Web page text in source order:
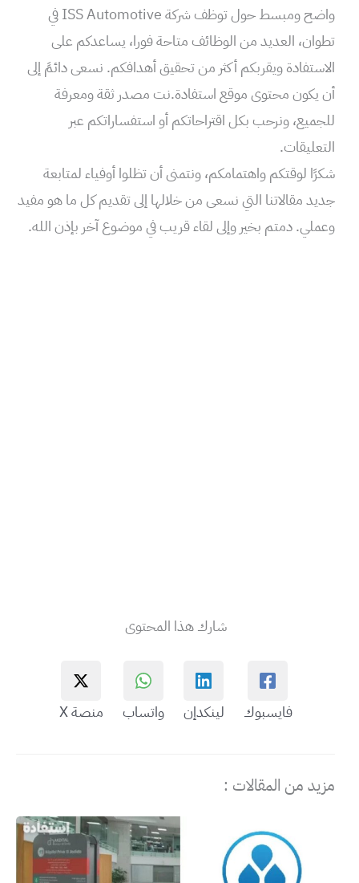
واضح ومبسط حول توظف شركة ISS Automotive في
تطوان، العديد من الوظائف متاحة فورا، يساعدكم على
الاستفادة ويقربكم أكثر من تحقيق أهدافكم. نسعى دائمً إلى
أن يكون محتوى موقع استفادة.نت مصدر ثقة ومعرفة
للجميع، ونرحب بكل اقتراحاتكم أو استفساراتكم عبر
التعليقات.
شكرًا لوقتكم واهتمامكم، ونتمنى أن تظلوا أوفياء لمتابعة
جديد مقالاتنا التي نسعى من خلالها إلى تقديم كل ما هو مفيد
وعملي. دمتم بخير وإلى لقاء قريب في موضوع آخر بإذن الله.
شارك هذا المحتوى
فايسبوك لينكدإن واتساب منصة X
مزيد من المقالات :